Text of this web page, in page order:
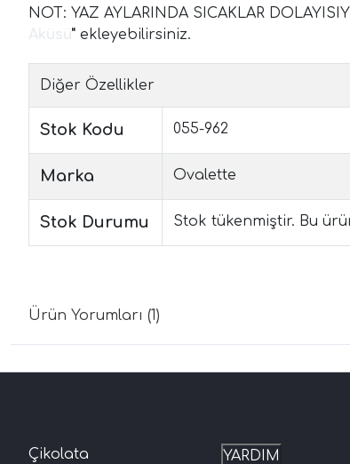
NOT: YAZ AYLARINDA SICAKLAR
" ekleyebilirsiniz.
Diğer Özellikler
Stok Kodu 055-962
Marka Ovalette
Stok Durumu Stok tükenmiştir. Bu
Ürün Yorumları (1)
Çikolata YARDIM